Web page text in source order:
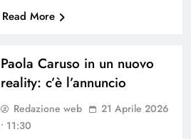
Read More
Paola Caruso in un nuovo
reality: c’è l’annuncio
Redazione web
21 Aprile 2026
• 11:30